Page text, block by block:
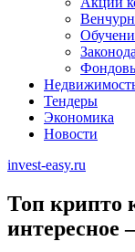
Тендеры
Экономика
Новости
invest-easy.ru
Топ крипто